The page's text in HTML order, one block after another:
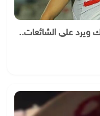
ويرد على الشائعات..